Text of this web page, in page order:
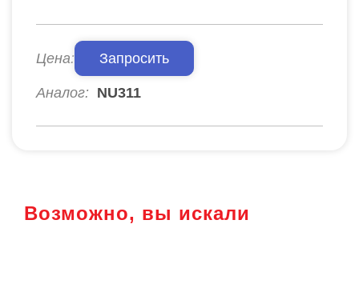
Цена: Запросить
Аналог: NU311
Возможно, вы искали